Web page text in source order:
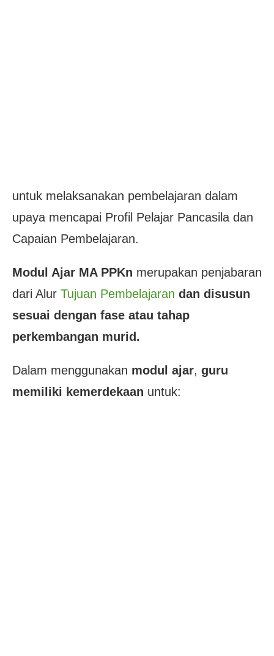
untuk melaksanakan pembelajaran dalam
upaya mencapai Profil Pelajar Pancasila dan
Capaian Pembelajaran.
Modul Ajar MA PPKn merupakan penjabaran
dari Alur Tujuan Pembelajaran dan disusun
sesuai dengan fase atau tahap
perkembangan murid.
Dalam menggunakan modul ajar, guru
memiliki kemerdekaan untuk: